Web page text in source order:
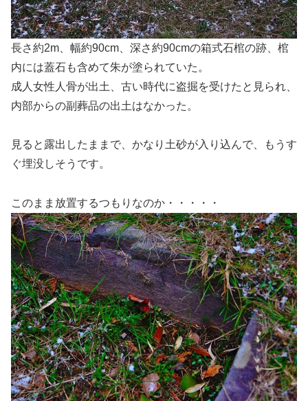
長さ約2m、幅約90cm、深さ約90cmの箱式石棺の跡、棺
内には蓋石も含めて朱が塗られていた。
成人女性人骨が出土、古い時代に盗掘を受けたと見られ、
内部からの副葬品の出土はなかった。
見ると露出したままで、かなり土砂が入り込んで、もうす
ぐ埋没しそうです。
このまま放置するつもりなのか・・・・・